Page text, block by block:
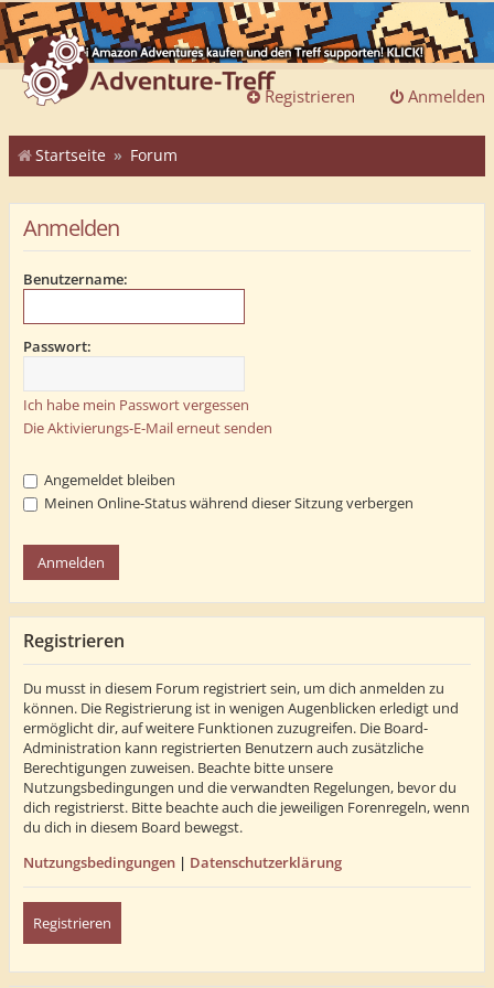
Anmelden
Registrieren
Startseite Forum
Anmelden
Benutzername:
Passwort:
Ich habe mein Passwort vergessen
Die Aktivierungs-E-Mail erneut senden
Angemeldet bleiben
Meinen Online-Status während dieser Sitzung verbergen
Registrieren
Du musst in diesem Forum registriert sein, um dich anmelden zu
können. Die Registrierung ist in wenigen Augenblicken erledigt und
ermöglicht dir, auf weitere Funktionen zuzugreifen. Die Board-
Administration kann registrierten Benutzern auch zusätzliche
Berechtigungen zuweisen. Beachte bitte unsere
Nutzungsbedingungen und die verwandten Regelungen, bevor du
dich registrierst. Bitte beachte auch die jeweiligen Forenregeln, wenn
du dich in diesem Board bewegst.
Nutzungsbedingungen | Datenschutzerklärung
Registrieren